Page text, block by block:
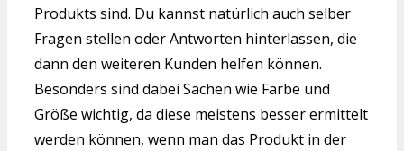
Produkts sind. Du kannst natürlich auch selber
Fragen stellen oder Antworten hinterlassen, die
dann den weiteren Kunden helfen können.
Besonders sind dabei Sachen wie Farbe und
Größe wichtig, da diese meistens besser ermittelt
werden können, wenn man das Produkt in der